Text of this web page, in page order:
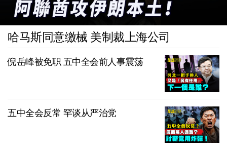
哈马斯同意缴械 美制裁上海公司
倪岳峰被免职 五中全会前人事震荡
五中全会反常 罕谈从严治党